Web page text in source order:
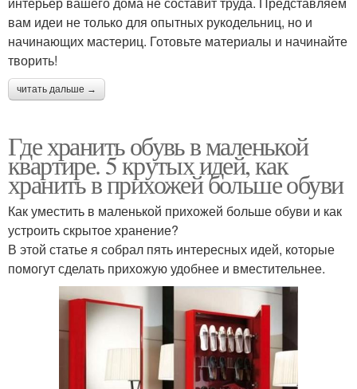
вам идеи не только для опытных рукодельниц, но и
начинающих мастериц. Готовьте материалы и начинайте
творить!
читать дальше →
Где хранить обувь в маленькой
квартире. 5 крутых идей, как
хранить в прихожей больше обуви
Как уместить в маленькой прихожей больше обуви и как
устроить скрытое хранение?
В этой статье я собрал пять интересных идей, которые
помогут сделать прихожую удобнее и вместительнее.